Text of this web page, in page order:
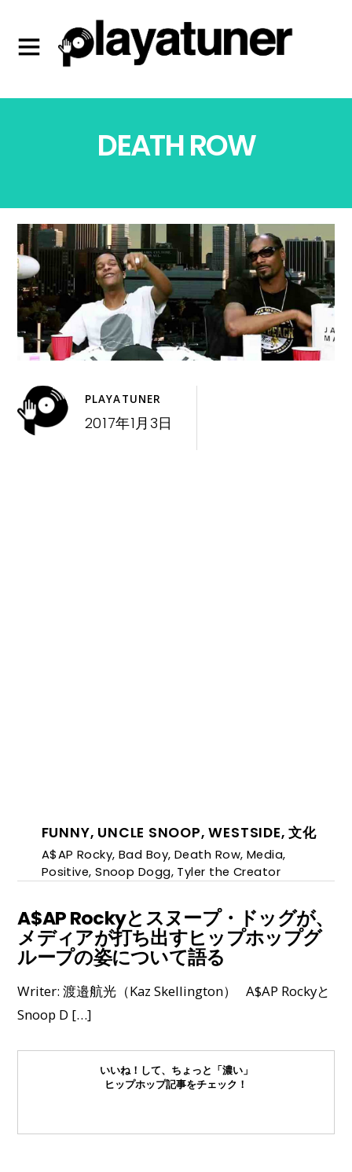
DEATH ROW
PLAYATUNER
2017年1月3日
FUNNY, UNCLE SNOOP,WESTSIDE,文化
A$AP Rocky, Bad Boy, Death Row, Media,
Positive,Snoop Dogg, Tyler the Creator
A$AP Rockyとスヌープ・ドッグが、
メディアが打ち出すヒップホップグ
ループの姿について語る
Writer: 渡邉航光（Kaz Skellington） A$AP Rockyと
Snoop D […]
いいね！して、ちょっと「濃い」
ヒップホップ記事をチェック！